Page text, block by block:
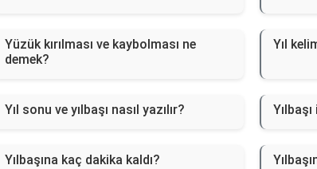
Yüzük kırılması ve kaybolması ne
demek?
Yıl
Yıl sonu ve yılbaşı nasıl yazılır?
Yılbaşına kaç dakika kaldı?